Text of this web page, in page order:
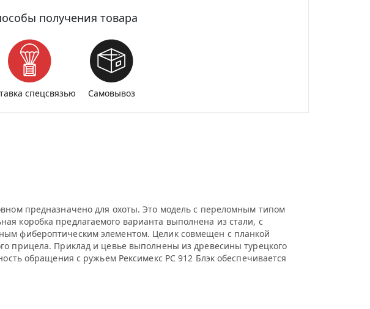
получения товара
спецсвязью Самовывоз
предназначено для охоты. Это модель с переломным типом
коробка предлагаемого варианта выполнена из стали, с
фибероптическим элементом. Целик совмещен с планкой
прицела. Приклад и цевье выполнены из древесины турецкого
обращения с ружьем Рексимекс РС 912 Блэк обеспечивается